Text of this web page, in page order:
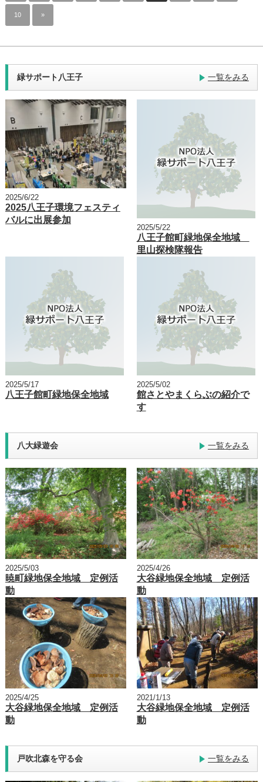
10 »
緑サポート八王子 一覧をみる
2025/6/22
2025八王子環境フェスティ
バルに出展参加
2025/5/22
八王子館町緑地保全地域
里山探検隊報告
2025/5/17
八王子館町緑地保全地域
2025/5/02
館さとやまくらぶの紹介で
す
八大緑遊会 一覧をみる
2025/5/03
暁町緑地保全地域 定例活
動
2025/4/26
大谷緑地保全地域 定例活
動
2025/4/25
大谷緑地保全地域 定例活
動
2021/1/13
大谷緑地保全地域 定例活
動
戸吹北森を守る会 一覧をみる